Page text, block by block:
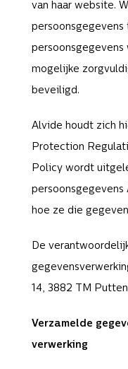
van haar website.
persoonsgegevens
mogelijke
beveiligd.
Alvide houdt zich
Protection
Policy wordt
persoonsgegevens
hoe ze die
De
14, 3882 TM
Verzamelde
verwerking